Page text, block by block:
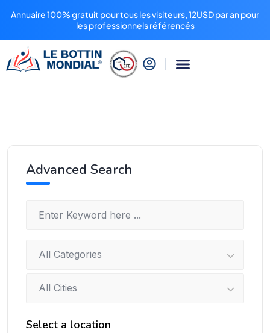
Annuaire 100% gratuit pour tous les visiteurs, 12USD par an pour
les professionnels référencés
Advanced Search
All Categories
All Cities
Select a location